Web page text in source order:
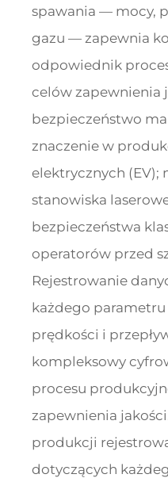
spawania — mocy,
gazu — zapewnia
odpowiednik
celów zapewnienia
bezpieczeństwo
znaczenie w
elektrycznych (EV);
stanowiska
bezpieczeństwa
operatorów przed
Rejestrowanie
każdego
prędkości i
kompleksowy
procesu
zapewnienia
produkcji
dotyczących